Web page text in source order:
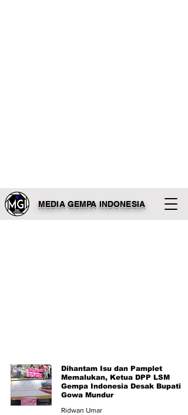
MEDIA GEMPA INDONESIA
Dihantam Isu dan Pamplet
Memalukan, Ketua DPP LSM
Gempa Indonesia Desak Bupati
Gowa Mundur
Ridwan Umar